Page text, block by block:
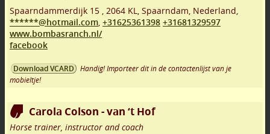
Spaarndammerdijk 15 , 2064 KL, Spaarndam, Nederland,
******@hotmail.com, +31625361398 +31681329597
www.bombasranch.nl/
facebook
Download VCARD
Handig! Importeer dit in de contactenlijst van je
mobieltje!
Carola Colson - van ‘t Hof
Horse trainer, instructor and coach